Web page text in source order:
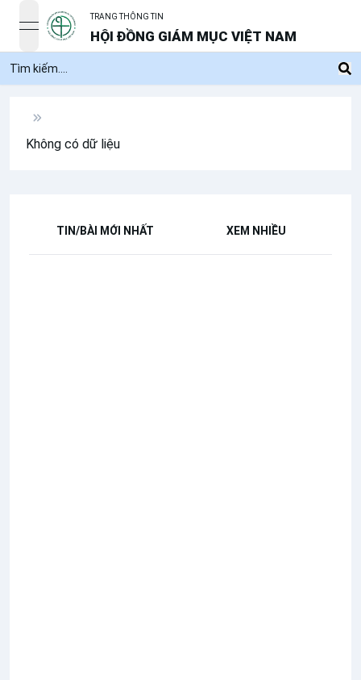
open navigation menu
TRANG THÔNG TIN
HỘI ĐỒNG GIÁM MỤC VIỆT NAM
Không có dữ liệu
TIN/BÀI MỚI NHẤT XEM NHIỀU